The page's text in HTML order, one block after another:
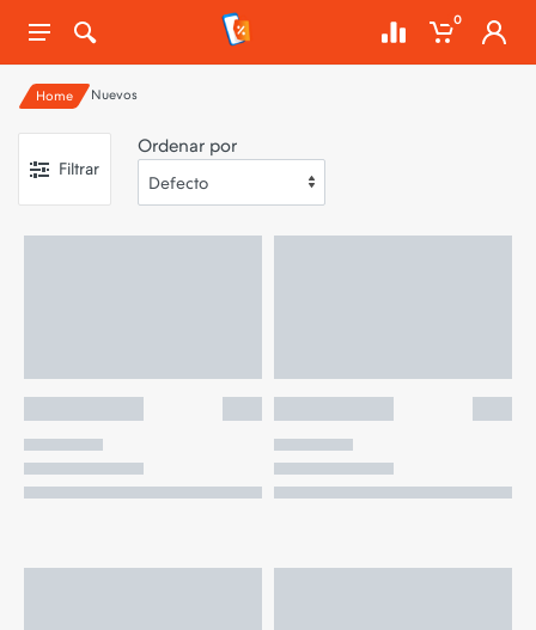
0
Home Nuevos
Filtrar
Ordenar por